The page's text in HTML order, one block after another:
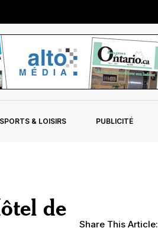
SPORTS & LOISIRS PUBLICITÉ
de
Share This Article: